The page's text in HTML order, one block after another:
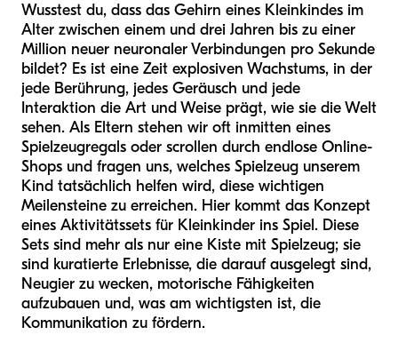
Wusstest du, dass das Gehirn eines Kleinkindes im
Alter zwischen einem und drei Jahren bis zu einer
Million neuer neuronaler Verbindungen pro Sekunde
bildet? Es ist eine Zeit explosiven Wachstums, in der
jede Berührung, jedes Geräusch und jede
Interaktion die Art und Weise prägt, wie sie die Welt
sehen. Als Eltern stehen wir oft inmitten eines
Spielzeugregals oder scrollen durch endlose Online-
Shops und fragen uns, welches Spielzeug unserem
Kind tatsächlich helfen wird, diese wichtigen
Meilensteine zu erreichen. Hier kommt das Konzept
eines Aktivitätssets für Kleinkinder ins Spiel. Diese
Sets sind mehr als nur eine Kiste mit Spielzeug; sie
sind kuratierte Erlebnisse, die darauf ausgelegt sind,
Neugier zu wecken, motorische Fähigkeiten
aufzubauen und, was am wichtigsten ist, die
Kommunikation zu fördern.